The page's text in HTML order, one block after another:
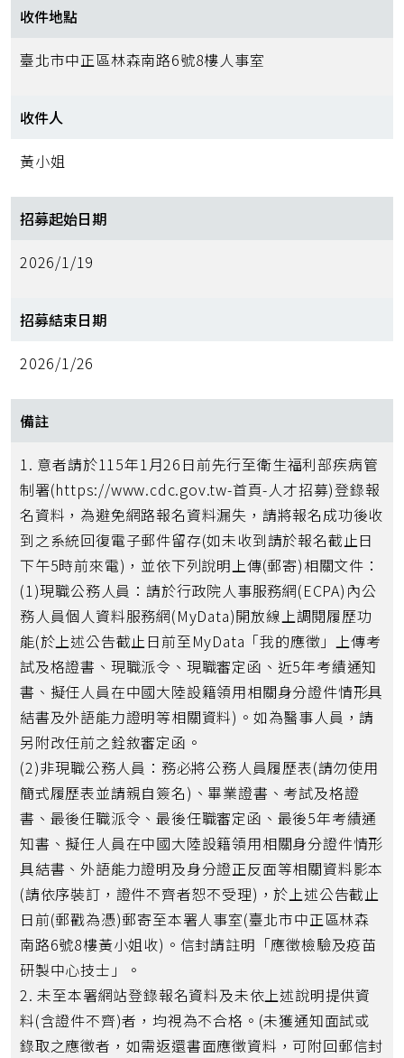
收件地點
臺北市中正區林森南路6號8樓人事室
收件人
黃小姐
招募起始日期
2026/1/19
招募結束日期
2026/1/26
備註
1. 意者請於115年1月26日前先行至衛生福利部疾病管
制署(https://www.cdc.gov.tw-首頁-人才招募)登錄報
名資料，為避免網路報名資料漏失，請將報名成功後收
到之系統回復電子郵件留存(如未收到請於報名截止日
下午5時前來電)，並依下列說明上傳(郵寄)相關文件：
(1)現職公務人員：請於行政院人事服務網(ECPA)內公
務人員個人資料服務網(MyData)開放線上調閱履歷功
能(於上述公告截止日前至MyData「我的應徵」上傳考
試及格證書、現職派令、現職審定函、近5年考績通知
書、擬任人員在中國大陸設籍領用相關身分證件情形具
結書及外語能力證明等相關資料)。如為醫事人員，請
另附改任前之銓敘審定函。
(2)非現職公務人員：務必將公務人員履歷表(請勿使用
簡式履歷表並請親自簽名)、畢業證書、考試及格證
書、最後任職派令、最後任職審定函、最後5年考績通
知書、擬任人員在中國大陸設籍領用相關身分證件情形
具結書、外語能力證明及身分證正反面等相關資料影本
(請依序裝訂，證件不齊者恕不受理)，於上述公告截止
日前(郵戳為憑)郵寄至本署人事室(臺北市中正區林森
南路6號8樓黃小姐收)。信封請註明「應徵檢驗及疫苗
研製中心技士」。
2. 未至本署網站登錄報名資料及未依上述說明提供資
料(含證件不齊)者，均視為不合格。(未獲通知面試或
錄取之應徵者，如需返還書面應徵資料，可附回郵信封